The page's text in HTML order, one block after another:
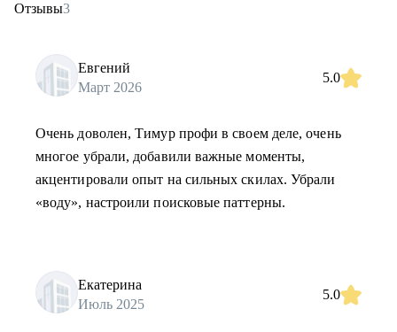
Отзывы3
Евгений
Март 2026
5.0
Очень доволен, Тимур профи в своем деле, очень
многое убрали, добавили важные моменты,
акцентировали опыт на сильных скилах. Убрали
«воду», настроили поисковые паттерны.
Екатерина
Июль 2025
5.0